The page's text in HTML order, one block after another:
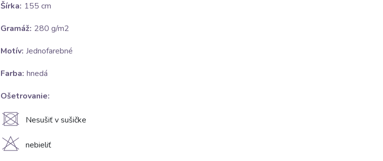
Šírka: 155 cm
Gramáž: 280 g/m2
Motív: Jednofarebné
Farba: hnedá
Ošetrovanie:
U Nesušiť v sušičke
H nebieliť